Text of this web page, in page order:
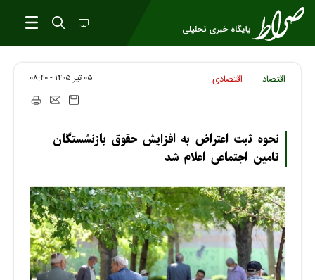
اقتصاد اقتصادی ۰۵ تير ۱۴۰۵ - ۰۸:۴۰
نحوه ثبت اعتراض به افزایش حقوق بازنشستگان
تامین اجتماعی اعلام شد